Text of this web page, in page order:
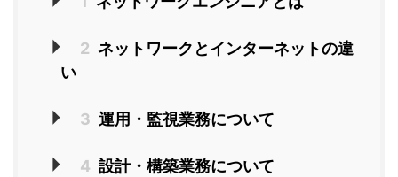
2 ネットワークとインターネットの違
い
3 運用・監視業務について
4 設計・構築業務について